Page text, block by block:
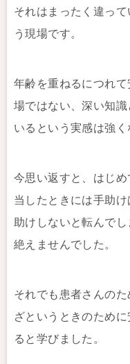
それはまったく違っ
う現場です。
年齢を重ねるにつれ
場ではない、深い知
いるという実感は強く
今思い返すと、はじ
当したときには手助
助けしないと転んで
絶えませんでした。
それでも患者さんの
ざというときのため
ると学びました。